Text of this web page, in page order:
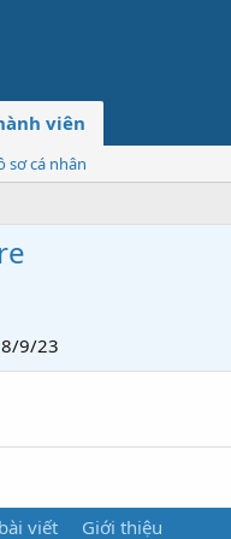
viên
sơ cá nhân
8/9/23
viết Giới thiệu